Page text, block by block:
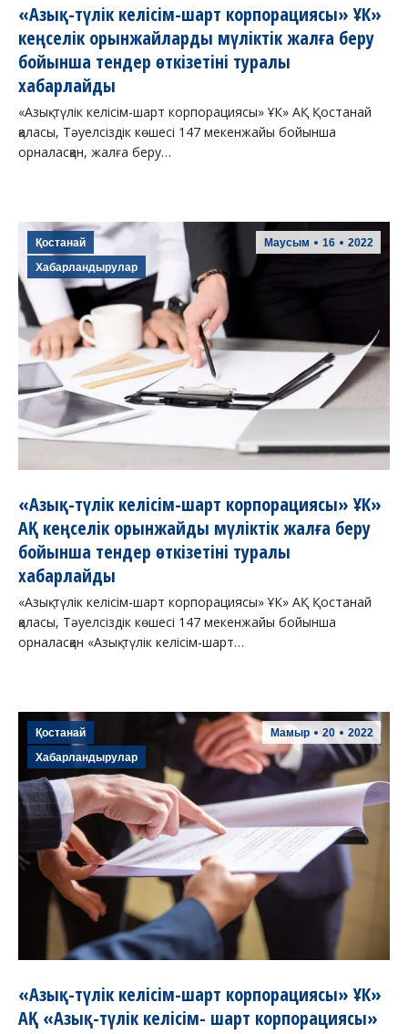
«Азық-түлік келісім-шарт корпорациясы» ҰК»
кеңселік орынжайларды мүліктік жалға беру
бойынша тендер өткізетіні туралы
хабарлайды
«Азық-түлік келісім-шарт корпорациясы» ҰК» АҚ Қостанай
қаласы, Тәуелсіздік көшесі 147 мекенжайы бойынша
орналасқан, жалға беру…
Маусым 16 2022
Қостанай
Хабарландырулар
«Азық-түлік келісім-шарт корпорациясы» ҰК»
АҚ кеңселік орынжайды мүліктік жалға беру
бойынша тендер өткізетіні туралы
хабарлайды
«Азық-түлік келісім-шарт корпорациясы» ҰК» АҚ Қостанай
қаласы, Тәуелсіздік көшесі 147 мекенжайы бойынша
орналасқан «Азық-түлік келісім-шарт…
Мамыр 20 2022
Қостанай
Хабарландырулар
«Азық-түлік келісім-шарт корпорациясы» ҰК»
АҚ «Азық-түлік келісім- шарт корпорациясы»